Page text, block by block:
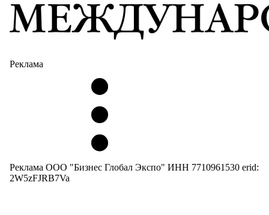
Реклама
Реклама ООО "Бизнес Глобал Экспо" ИНН 7710961530 erid:
2W5zFJRB7Va